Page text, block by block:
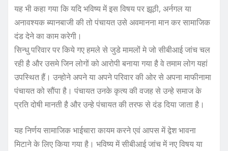
यह भी कहा गया कि यदि भविष्य में इस विषय पर झूठी, अर्नगल या
अनावश्यक ब्यानबाजी की तो पंचायत उसे अवमानना मान कर सामाजिक
दंड देने का काम करेगी।
सिन्धु परिवार पर किये गए हमले से जुडे मामलों मे जो सीबीआई जांच चल
रही है और उसमे जिन लोगों को आरोपी बनाया गया है वे तमाम लोग यहां
उपस्थित हैं। उन्होने अपने या अपने परिवार की ओर से अपना माफीनामा
पंचायत को सौंपा है। पंचायत उनके कृत्य की वजह से उन्हे समाज के
प्रति दोषी मानती है और उन्हे पंचायत की तरफ से दंड दिया जाता है।
यह निर्णय सामाजिक भाईचारा कायम करने एवं आपस में द्वेश भावना
मिटाने के लिए किया गया है। भविष्य में सीबीआई जांच में नए विषय या